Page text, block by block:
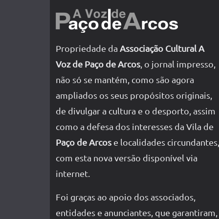
Propriedade da Associação Cultural A
Voz de Paço de Arcos , o jornal impresso,
não só se mantém, como são agora
ampliados os seus propósitos originais,
de divulgar a cultura e o desporto, assim
como a defesa dos interesses da Vila de
Paço de Arcos e localidades circundantes,
com esta nova versão disponível via
internet.
Foi graças ao apoio dos associados,
entidades e anunciantes, que garantiram,